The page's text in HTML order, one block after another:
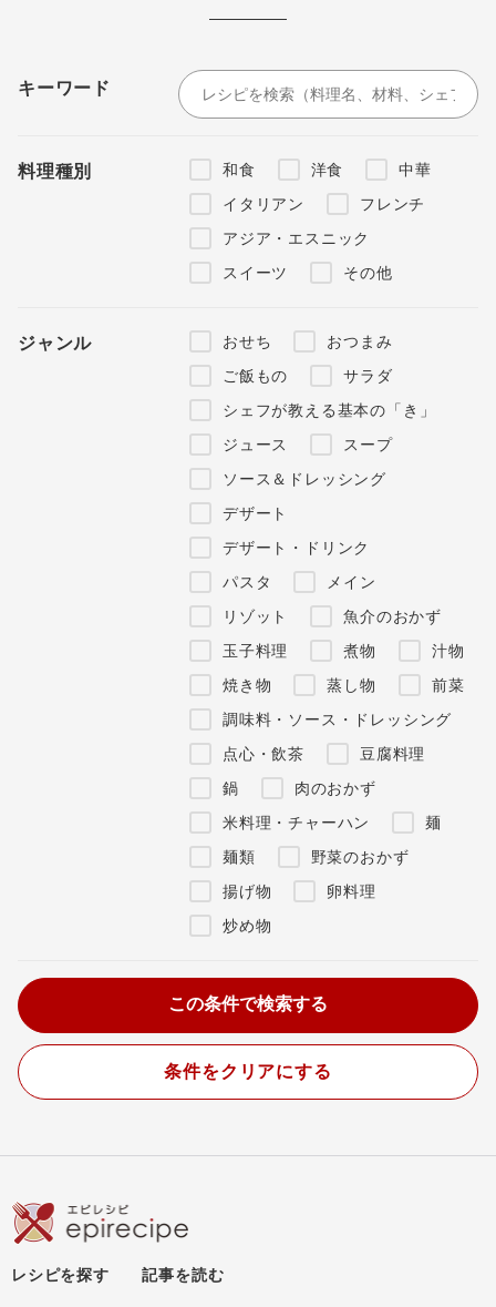
キーワード
料理種別 和食 洋食
中華
イタリアン
フレンチ
アジア・エスニック
スイーツ
その他
ジャンル おせち
おつまみ
ご飯もの
サラダ
シェフが教える基本の「き」
ジュース
スープ
ソース＆ドレッシング
デザート
デザート・ドリンク
パスタ
メイン
リゾット
魚介のおかず
玉子料理
煮物
汁物
焼き物
蒸し物
前菜
調味料・ソース・ドレッシング
点心・飲茶
豆腐料理
鍋
肉のおかず
米料理・チャーハン
麺
麺類
野菜のおかず
揚げ物
卵料理
炒め物
条件をクリアにする
レシピを探す 記事を読む